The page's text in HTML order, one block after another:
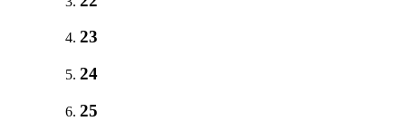
23
24
25